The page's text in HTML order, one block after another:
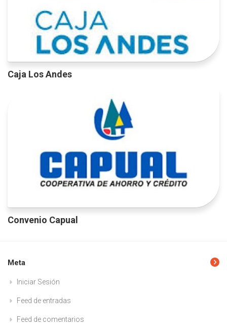
Caja Los Andes
Convenio Capual
Meta
Iniciar Sesión
Feed de entradas
Feed de comentarios